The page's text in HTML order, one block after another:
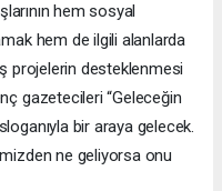
hem sosyal
hem de ilgili alanlarda
projelerin desteklenmesi
gazetecileri “Geleceğin
bir araya gelecek.
ne geliyorsa onu